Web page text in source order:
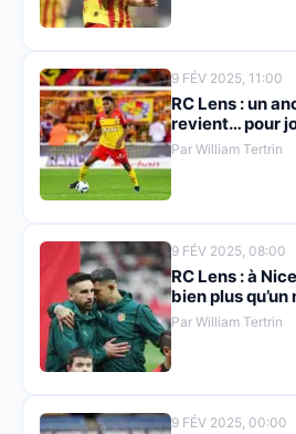
9 FÉV 2025, 11:00
RC Lens : un
revient… pour
Par William Tertrin
9 FÉV 2025, 08:00
RC Lens : à
bien plus
Par William Tertrin
9 FÉV 2025, 00:00